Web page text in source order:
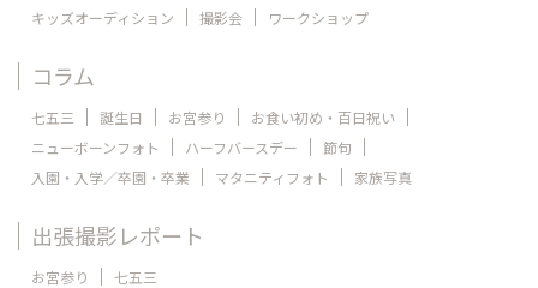
キッズオーディション 撮影会 ワークショップ
コラム
七五三 誕生日 お宮参り
お食い初め・百日祝い
ニューボーンフォト
ハーフバースデー
節句
入園・入学／卒園・卒業
マタニティフォト 家族写真
出張撮影レポート
お宮参り 七五三